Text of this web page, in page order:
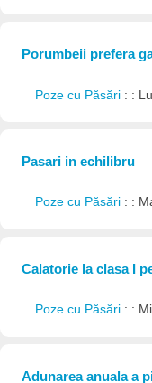
Porumbeii prefera
Poze cu Păsări : :
Pasari in echilibru
Poze cu Păsări : :
Calatorie la clasa I
Poze cu Păsări : :
Adunarea anuala a